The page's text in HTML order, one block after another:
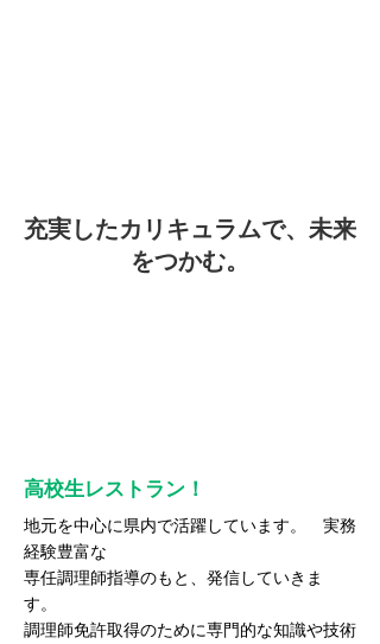
充実したカリキュラムで、未来
をつかむ。
高校生レストラン！
地元を中心に県内で活躍しています。 実務
経験豊富な
専任調理師指導のもと、発信していきま
す。
調理師免許取得のために専門的な知識や技術